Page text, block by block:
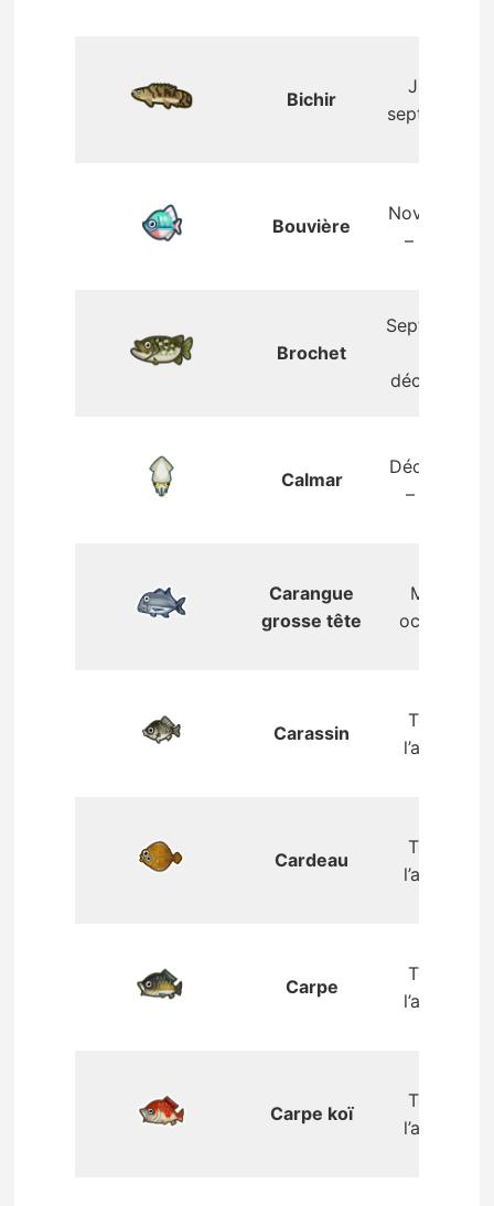
Bichir
Juin –
septembre
Bouvière
Novembre
– mars
Brochet
Septembre
décembre
Calmar
Décembre
– août
Carangue
grosse tête
Mai –
octobre
Carassin
Toute
l’année
Cardeau
Toute
l’année
Carpe
Toute
l’année
Carpe koï
Toute
l’année